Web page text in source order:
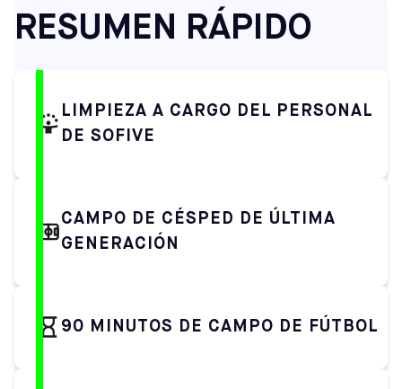
RESUMEN RÁPIDO
LIMPIEZA A CARGO DEL PERSONAL
DE SOFIVE
CAMPO DE CÉSPED DE ÚLTIMA
GENERACIÓN
90 MINUTOS DE CAMPO DE FÚTBOL